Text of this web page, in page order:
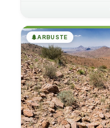
🌲ARBUSTE